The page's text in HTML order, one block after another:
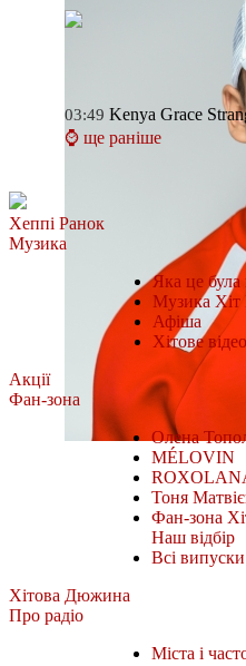
03:49 Kenya Grace
⌚ ще раніше
Хеппі Ранок
Музика
Яка це була
Музика Хіт
Афіша
Хітове відео
Акції
Фан-зона
Олена
MÉLOVIN
Тоня
Фан-зона
Наш відбір
Всі випуски
Хітова Дюжина
Про радіо
Міста і